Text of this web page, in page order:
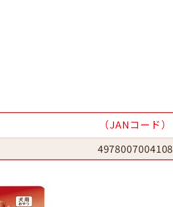
（JANコード）
4978007004108